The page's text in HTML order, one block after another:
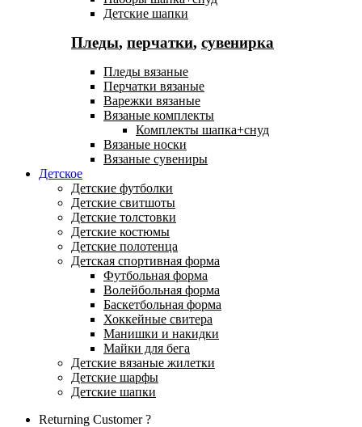
Детские шапки
Пледы, перчатки, сувенирка
Пледы вязаные
Перчатки вязаные
Варежки вязаные
Вязаные комплекты
Комплекты шапка+снуд
Вязаные носки
Вязаные сувениры
Детское
Детские футболки
Детские свитшоты
Детские толстовки
Детские костюмы
Детские полотенца
Детская спортивная форма
Футбольная форма
Волейбольная форма
Баскетбольная форма
Хоккейные свитера
Манишки и накидки
Майки для бега
Детские вязаные жилетки
Детские шарфы
Детские шапки
Returning Customer ?